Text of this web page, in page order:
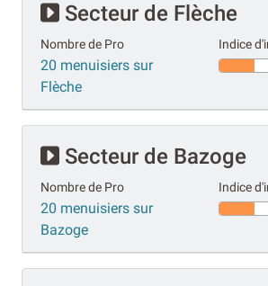
Secteur de Flèche
Nombre de Pro
20 menuisiers sur
Flèche
Indice
Secteur de Bazoge
Nombre de Pro
20 menuisiers sur
Bazoge
Indice